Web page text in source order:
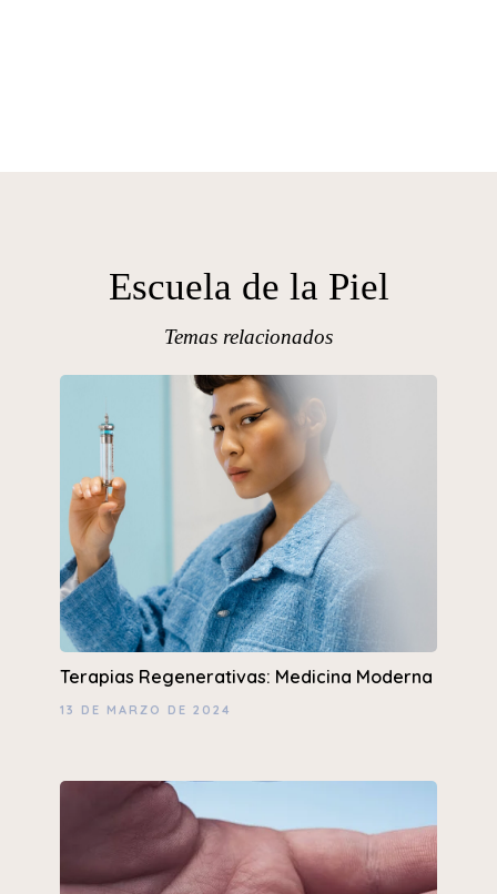
Escuela de la Piel
Temas relacionados
Terapias Regenerativas: Medicina Moderna
13 DE MARZO DE 2024